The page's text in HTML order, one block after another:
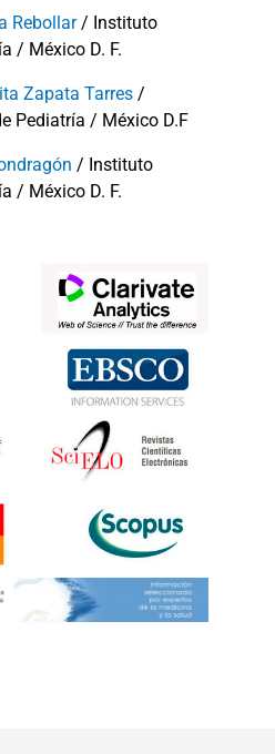
Rebollar/ Instituto
/ México D. F.
Zapata Tarres /
Pediatría / México D.F
/ Instituto
/ México D. F.